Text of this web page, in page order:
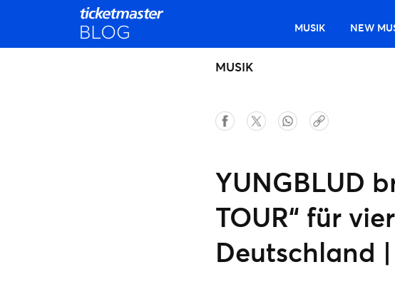
MUSIK NEW
MUSIK
YUNGBLUD
TOUR“ für
Deutschland